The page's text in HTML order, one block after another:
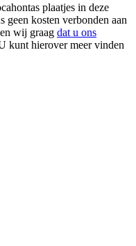
plaatjes in deze
geen kosten verbonden aan
wij graag dat u ons
kunt hierover meer vinden